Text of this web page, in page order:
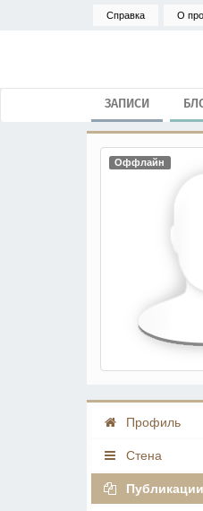
Справка О
ЗАПИСИ
Оффлайн
Профиль
Стена
Публикации